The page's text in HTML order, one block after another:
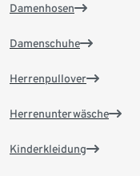
Damenhosen
Damenschuhe
Herrenpullover
Herrenunterwäsche
Kinderkleidung